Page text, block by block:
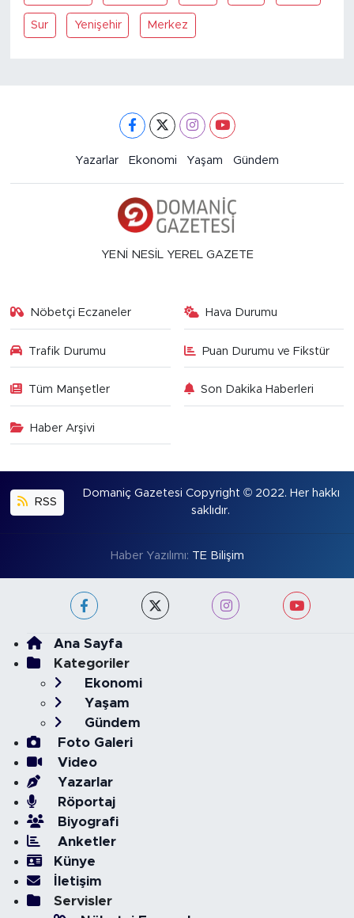
Sur Yenişehir Merkez
Yazarlar Ekonomi Yaşam Gündem
YENİ NESİL YEREL GAZETE
Nöbetçi Eczaneler Hava Durumu
Trafik Durumu Puan Durumu ve Fikstür
Tüm Manşetler Son Dakika Haberleri
Haber Arşivi
RSS
Domaniç Gazetesi Copyright © 2022. Her hakkı
saklıdır.
Haber Yazılımı: TE Bilişim
Ana Sayfa
Kategoriler
Ekonomi
Yaşam
Gündem
Foto Galeri
Video
Yazarlar
Röportaj
Biyografi
Anketler
Künye
İletişim
Servisler